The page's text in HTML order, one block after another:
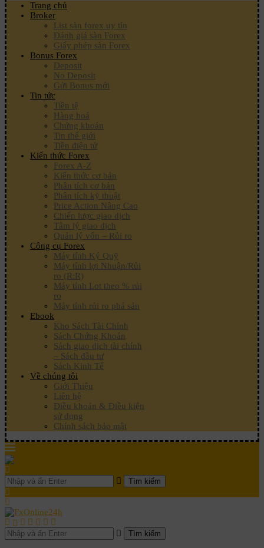
Trang chủ
Broker
List sàn forex uy tín
Đánh giá sàn Forex
Giấy phép sàn Forex
Bonus Forex
Deposit
No Deposit
Gửi Bonus mới
Tin tức
Tiền tệ
Hàng hoá
Chứng khoán
Tin thế giới
Tiền điện tử
Kiến thức Forex
Forex A-Z
Kiến thức cơ bản
Phân tích cơ bản
Phân tích kỹ thuật
Price Action Nâng Cao
Chiến lược giao dịch
Tâm lý giao dịch
Quản lý vốn – Rủi ro
Công cụ Forex
Máy tính Ký Quỹ
Máy tính lợi Nhuận/Rủi
ro (R:R)
Máy tính Lot theo % rủi
ro
Máy tính rủi ro phá sản
Ebook
Kho Sách Tài Chính
Sách Chứng Khoán
Sách giao dịch tài chính
– Sách đầu tư
Sách Kinh Tế
Về chúng tôi
Giới Thiệu
Liên hệ
Điều khoản & Điều kiện
sử dụng
Chính sách bảo mật
Tìm kiếm
Tìm kiếm